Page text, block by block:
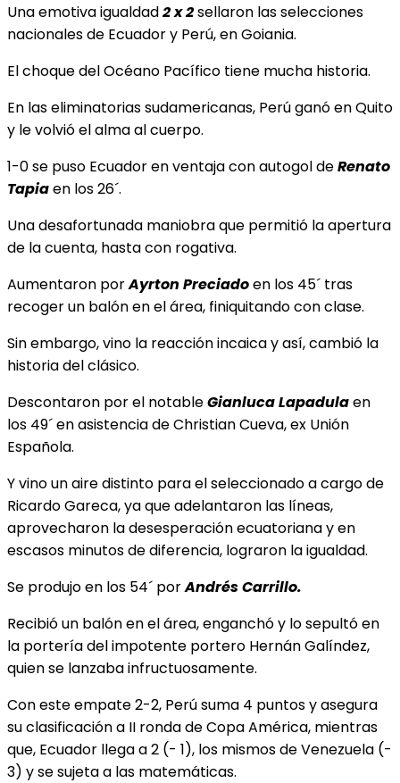
Una emotiva igualdad2 x 2sellaron las selecciones
nacionales de Ecuador y Perú, en Goiania.
El choque del Océano Pacífico tiene mucha historia.
En las eliminatorias sudamericanas, Perú ganó en Quito
y le volvió el alma al cuerpo.
1-0 se puso Ecuador en ventaja con autogol deRenato
Tapiaen los 26´.
Una desafortunada maniobra que permitió la apertura
de la cuenta, hasta con rogativa.
Aumentaron porAyrton Preciadoen los 45´ tras
recoger un balón en el área, finiquitando con clase.
Sin embargo, vino la reacción incaica y así, cambió la
historia del clásico.
Descontaron por el notableGianluca Lapadulaen
los 49´ en asistencia de Christian Cueva, ex Unión
Española.
Y vino un aire distinto para el seleccionado a cargo de
Ricardo Gareca, ya que adelantaron las líneas,
aprovecharon la desesperación ecuatoriana y en
escasos minutos de diferencia, lograron la igualdad.
Se produjo en los 54´ porAndrés Carrillo.
Recibió un balón en el área, enganchó y lo sepultó en
la portería del impotente portero Hernán Galíndez,
quien se lanzaba infructuosamente.
Con este empate 2-2, Perú suma 4 puntos y asegura
su clasificación a II ronda de Copa América, mientras
que, Ecuador llega a 2 (- 1), los mismos de Venezuela (-
3) y se sujeta a las matemáticas.